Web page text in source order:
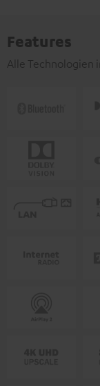
Features
Alle Technologien